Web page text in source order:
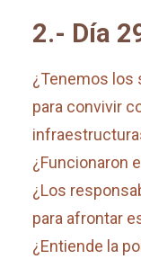
2.- Día
¿Tenemos los
para convivir
¿Funcionaron
¿Los
para afrontar
¿Entiende la